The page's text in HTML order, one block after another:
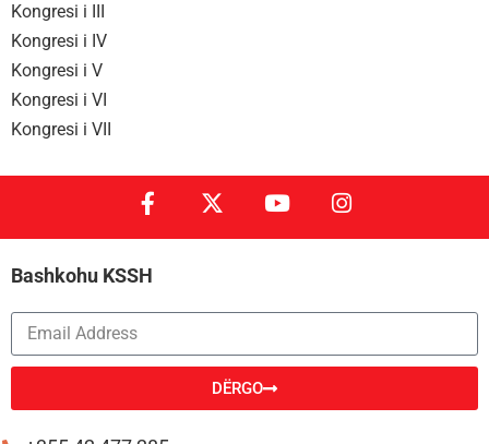
Kongresi i III
Kongresi i IV
Kongresi i V
Kongresi i VI
Kongresi i VII
Bashkohu KSSH
DËRGO